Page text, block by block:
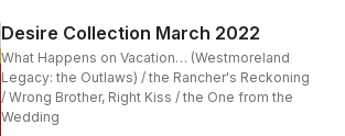
Desire Collection March 2022
What Happens on Vacation… (Westmoreland
Legacy: the Outlaws) / the Rancher's Reckoning
/ Wrong Brother, Right Kiss / the One from the
Wedding